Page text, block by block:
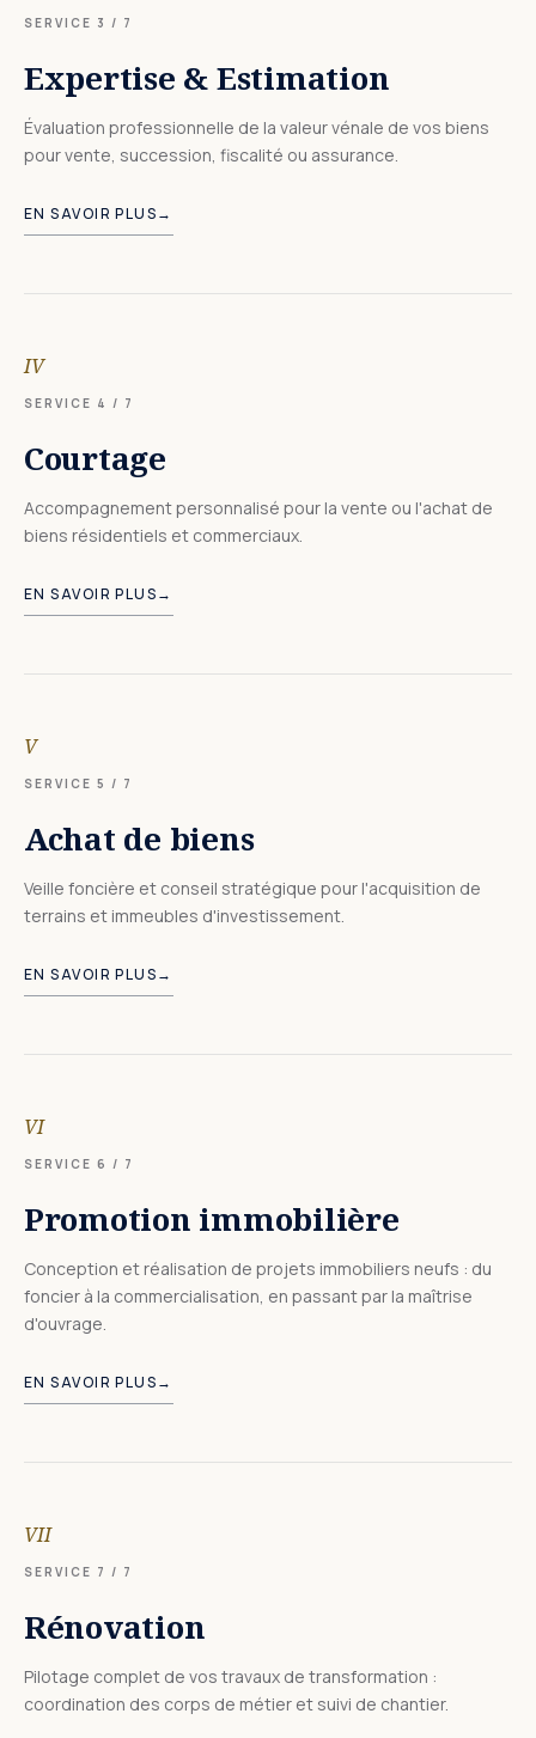
SERVICE 3 / 7
Expertise & Estimation
Évaluation professionnelle de la valeur vénale de vos biens
pour vente, succession, fiscalité ou assurance.
EN SAVOIR PLUS→
IV
SERVICE 4 / 7
Courtage
Accompagnement personnalisé pour la vente ou l'achat de
biens résidentiels et commerciaux.
EN SAVOIR PLUS→
V
SERVICE 5 / 7
Achat de biens
Veille foncière et conseil stratégique pour l'acquisition de
terrains et immeubles d'investissement.
EN SAVOIR PLUS→
VI
SERVICE 6 / 7
Promotion immobilière
Conception et réalisation de projets immobiliers neufs : du
foncier à la commercialisation, en passant par la maîtrise
d'ouvrage.
EN SAVOIR PLUS→
VII
SERVICE 7 / 7
Rénovation
Pilotage complet de vos travaux de transformation :
coordination des corps de métier et suivi de chantier.